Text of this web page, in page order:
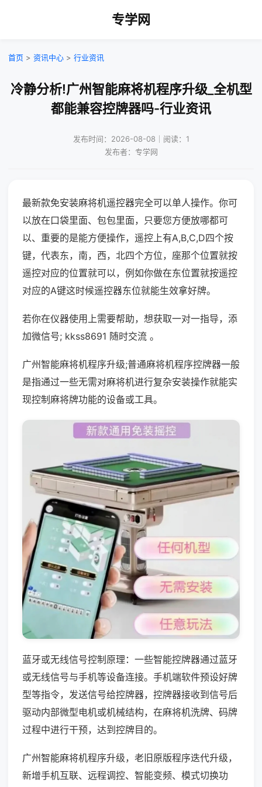
专学网
首页 > 资讯中心 > 行业资讯
冷静分析!广州智能麻将机程序升级_全机型
都能兼容控牌器吗-行业资讯
发布时间：2026-08-08｜阅读：1
发布者：专学网
最新款免安装麻将机遥控器完全可以单人操作。你可
以放在口袋里面、包包里面，只要您方便放哪都可
以、重要的是能方便操作，遥控上有A,B,C,D四个按
键，代表东，南，西，北四个方位，座那个位置就按
遥控对应的位置就可以，例如你做在东位置就按遥控
对应的A键这时候遥控器东位就能生效拿好牌。
若你在仪器使用上需要帮助，想获取一对一指导，添
加微信号; kkss8691 随时交流 。
广州智能麻将机程序升级;普通麻将机程序控牌器一般
是指通过一些无需对麻将机进行复杂安装操作就能实
现控制麻将牌功能的设备或工具。
蓝牙或无线信号控制原理：一些智能控牌器通过蓝牙
或无线信号与手机等设备连接。手机端软件预设好牌
型等指令，发送信号给控牌器，控牌器接收到信号后
驱动内部微型电机或机械结构，在麻将机洗牌、码牌
过程中进行干预，达到控牌目的。
广州智能麻将机程序升级，老旧原版程序迭代升级，
新增手机互联、远程调控、智能变频、模式切换功